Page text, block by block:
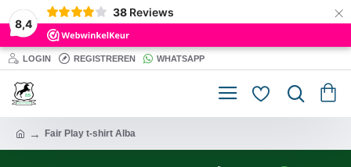
8,4
38 Reviews ×
LOGIN REGISTREREN WHATSAPP
Fair Play t-shirt Alba